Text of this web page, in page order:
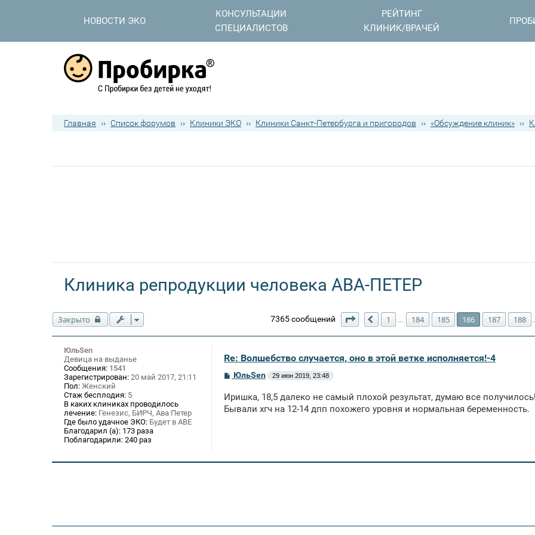
НОВОСТИ ЭКО
КОНСУЛЬТАЦИИ
СПЕЦИАЛИСТОВ
РЕЙТИНГ
КЛИНИК/ВРАЧЕЙ
Главная ›› Список форумов ›› Клиники ЭКО ›› Клиники Санкт-Петербурга и пригородов ›› «Обсуждение клиник» ››
Клиника репродукции человека АВА-ПЕТЕР
Закрыто 7365 сообщений Страница 186 из211
Пред.
1 … 184 185 186 187 188
ЮльSen
Девица на выданье
Сообщения: 1541
Зарегистрирован: 20 май 2017, 21:11
Пол: Женский
Стаж бесплодия: 5
В каких клиниках проводилось
лечение: Генезис, БИРЧ, Ава Петер
Где было удачное ЭКО: Будет в АВЕ
Благодарил (а): 173 раза
Поблагодарили: 240 раз
Re: Волшебство случается, оно в этой ветке исполняется!-4
С
б
щ
ЮльSen 29 июн 2019, 23:48
Иришка, 18,5 далеко не самый плохой результат, думаю все получилось!
Бывали хгч на 12-14 дпп похожего уровня и нормальная беременность.